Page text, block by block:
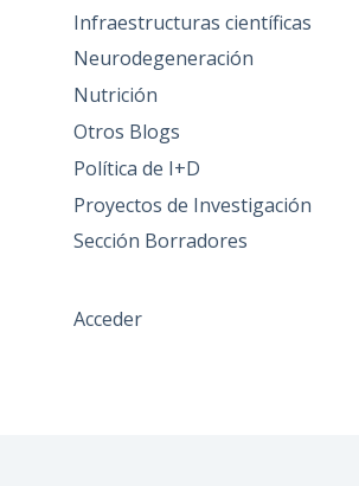
Infraestructuras científicas
Neurodegeneración
Nutrición
Otros Blogs
Política de I+D
Proyectos de Investigación
Sección Borradores
Acceder